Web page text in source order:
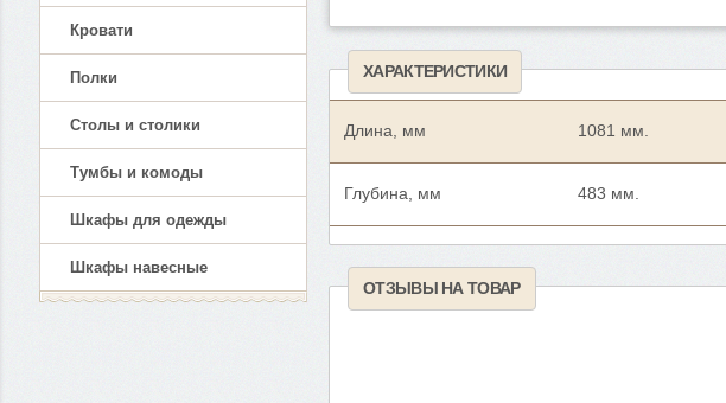
ХАРАКТЕРИСТИКИ
Длина, мм 1081 мм.
Глубина, мм 483 мм.
ОТЗЫВЫ НА ТОВАР
Кровати
Полки
Столы и столики
Тумбы и комоды
Шкафы для одежды
Шкафы навесные